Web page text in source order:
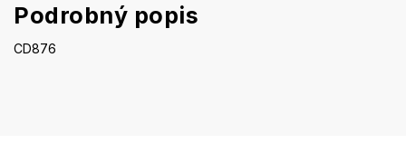
Podrobný popis
CD876